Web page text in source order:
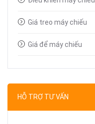
Giá treo máy chiếu
Giá để máy chiếu
Bút trình chiếu
Linh kiện máy chiếu
HỖ TRỢ TƯ VẤN